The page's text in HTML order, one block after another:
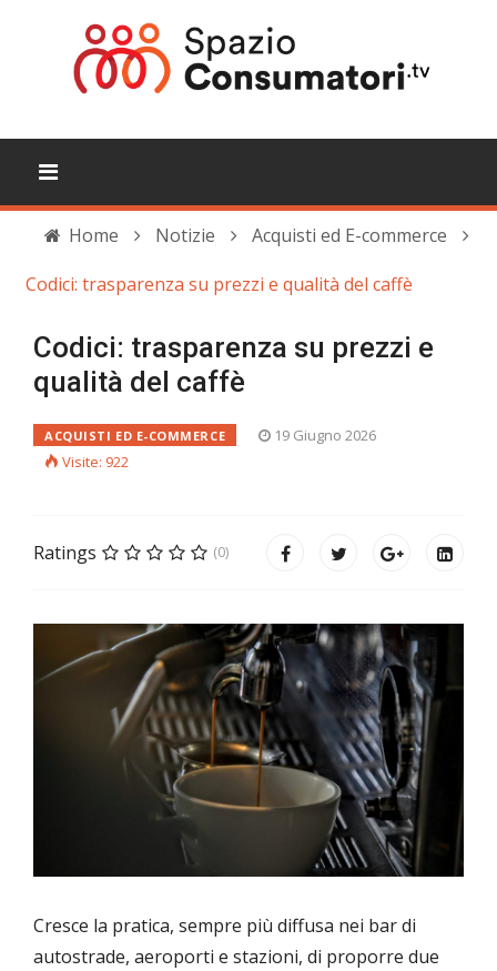
Home Notizie
Acquisti ed E-commerce
Codici: trasparenza su prezzi e qualità del caffè
Codici: trasparenza su prezzi e
qualità del caffè
ACQUISTI ED E-COMMERCE
19 Giugno 2026
Visite: 922
Ratings (0)
Cresce la pratica, sempre più diffusa nei bar di
autostrade, aeroporti e stazioni, di proporre due